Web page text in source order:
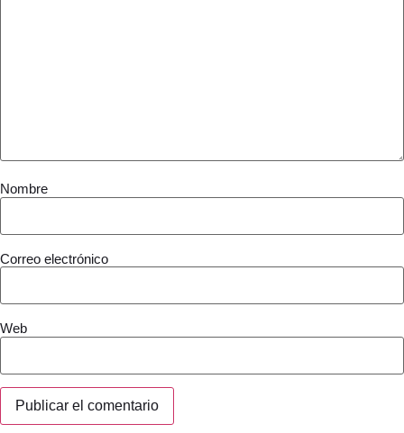
Nombre
Correo electrónico
Web